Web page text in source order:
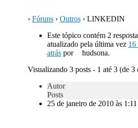
› Fóruns › Outros › LINKEDIN
Este tópico contém 2
atualizado pela última vez 16
atráspor
hudsona.
Visualizando 3 posts - 1 até 3 (de 3
Autor
Posts
25 de janeiro de 2010 às